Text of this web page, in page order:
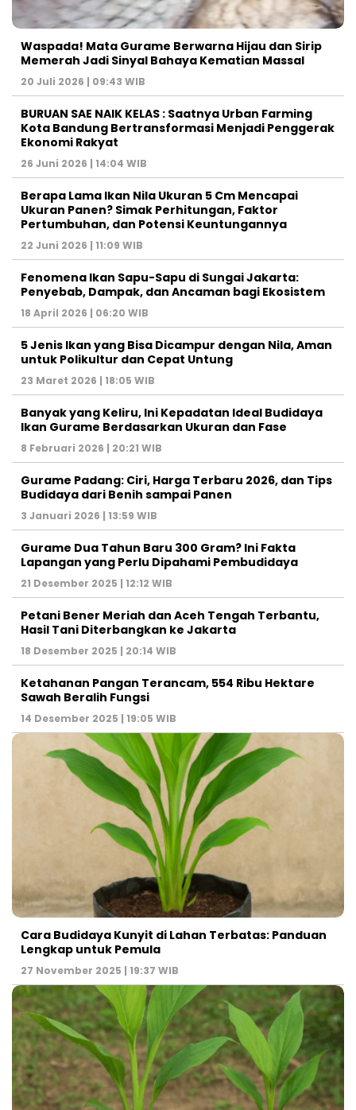
Waspada! Mata Gurame Berwarna Hijau dan Sirip
Memerah Jadi Sinyal Bahaya Kematian Massal
20 Juli 2026 | 09:43 WIB
BURUAN SAE NAIK KELAS : Saatnya Urban Farming
Kota Bandung Bertransformasi Menjadi Penggerak
Ekonomi Rakyat
26 Juni 2026 | 14:04 WIB
Berapa Lama Ikan Nila Ukuran 5 Cm Mencapai
Ukuran Panen? Simak Perhitungan, Faktor
Pertumbuhan, dan Potensi Keuntungannya
22 Juni 2026 | 11:09 WIB
Fenomena Ikan Sapu-Sapu di Sungai Jakarta:
Penyebab, Dampak, dan Ancaman bagi Ekosistem
18 April 2026 | 06:20 WIB
5 Jenis Ikan yang Bisa Dicampur dengan Nila, Aman
untuk Polikultur dan Cepat Untung
23 Maret 2026 | 18:05 WIB
Banyak yang Keliru, Ini Kepadatan Ideal Budidaya
Ikan Gurame Berdasarkan Ukuran dan Fase
8 Februari 2026 | 20:21 WIB
Gurame Padang: Ciri, Harga Terbaru 2026, dan Tips
Budidaya dari Benih sampai Panen
3 Januari 2026 | 13:59 WIB
Gurame Dua Tahun Baru 300 Gram? Ini Fakta
Lapangan yang Perlu Dipahami Pembudidaya
21 Desember 2025 | 12:12 WIB
Petani Bener Meriah dan Aceh Tengah Terbantu,
Hasil Tani Diterbangkan ke Jakarta
18 Desember 2025 | 20:14 WIB
Ketahanan Pangan Terancam, 554 Ribu Hektare
Sawah Beralih Fungsi
14 Desember 2025 | 19:05 WIB
Cara Budidaya Kunyit di Lahan Terbatas: Panduan
Lengkap untuk Pemula
27 November 2025 | 19:37 WIB